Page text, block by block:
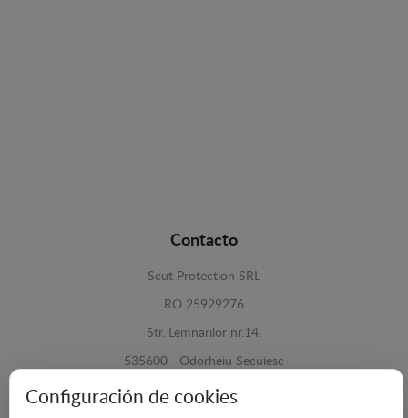
Contacto
Scut Protection SRL
RO 25929276
Str. Lemnarilor nr.14.
535600 - Odorheiu Secuiesc
Harghita, Romania
Configuración de cookies